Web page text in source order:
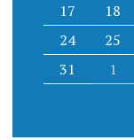
17
18
24
25
31
1